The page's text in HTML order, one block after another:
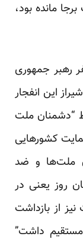
مانده بود،
رهبر جمهوری
این ‏انفجار
“دشمنان ملت
‏کشورهایی
ملت‌ها و ضد
روز ‏یعنی در
نیز از بازداشت
‏داشت”